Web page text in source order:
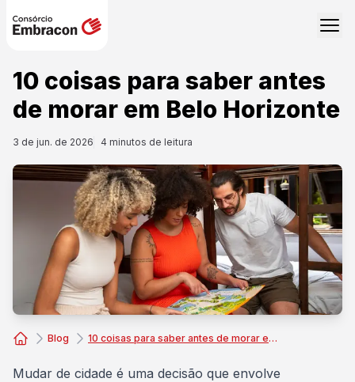
10 coisas para saber antes
de morar em Belo Horizonte
3 de jun. de 2026 4 minutos de leitura
Blog 10 coisas para saber antes de morar em Belo Horizonte
Mudar de cidade é uma decisão que envolve